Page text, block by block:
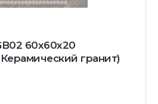
60x60x20
гранит)